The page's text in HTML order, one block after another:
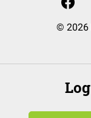
© 2026